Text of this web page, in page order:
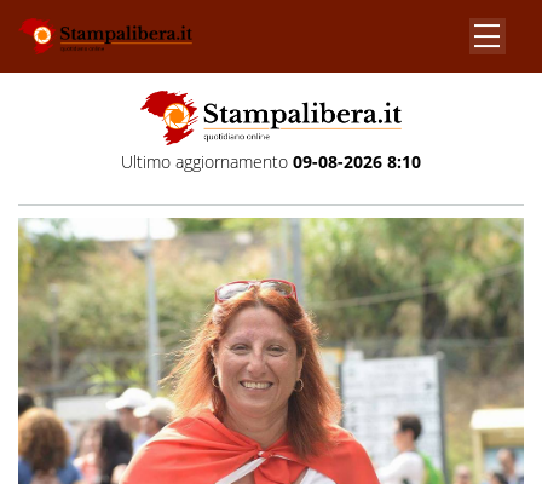
Ultimo aggiornamento 09-08-2026 8:10